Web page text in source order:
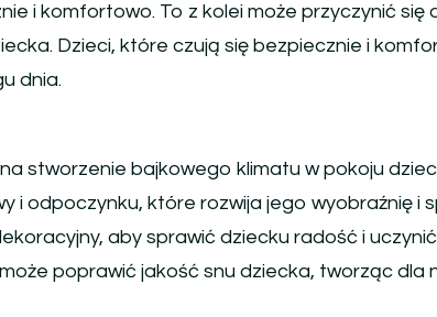
i komfortowo. To z kolei może przyczynić się
Dzieci, które czują się bezpiecznie i
dnia.
stworzenie bajkowego klimatu w pokoju
i odpoczynku, które rozwija jego wyobraźnię i
aby sprawić dziecku radość i
poprawić jakość snu dziecka, tworząc dla